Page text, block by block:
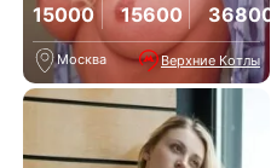
15000 15600 36800
Москва Верхние Котлы